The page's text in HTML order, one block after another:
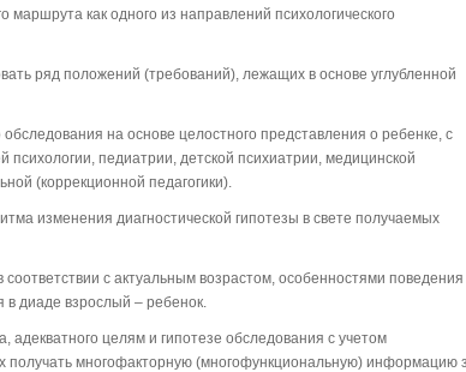
как одного из направлений психологического
ряд положений (требований), лежащих в основе углубленной
на основе целостного представления о ребенке, с
педиатрии, детской психиатрии, медицинской
(коррекционной педагогики).
изменения диагностической гипотезы в свете получаемых
с актуальным возрастом, особенностями поведения
в диаде взрослый – ребенок.
адекватного целям и гипотезе обследования с учетом
получать многофакторную (многофункциональную) информацию